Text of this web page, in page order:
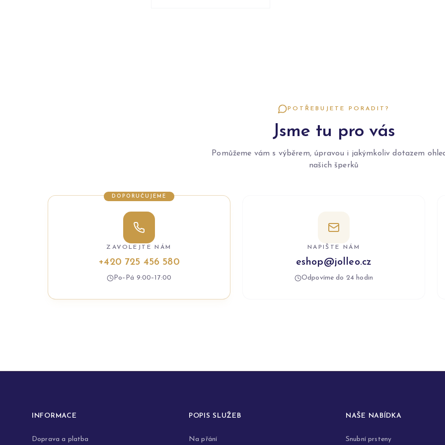
POTŘEBUJETE PORADIT?
Jsme tu pro vás
Pomůžeme vám s výběrem, úpravou i jakýmkoliv dotazem
našich šperků
DOPORUČUJEME
ZAVOLEJTE NÁM
+420 725 456 580
Po–Pá 9:00–17:00
NAPIŠTE NÁM
eshop@jolleo.cz
Odpovíme do 24 hodin
INFORMACE
Doprava a platba
POPIS SLUŽEB
Na přání
NAŠE NABÍDKA
Snubní prsteny